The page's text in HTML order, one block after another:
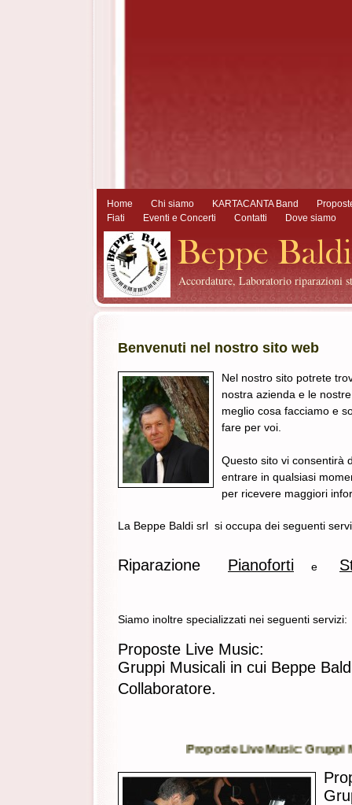
Home Chi siamo KARTACANTA Band
Fiati
Eventi e Concerti Contatti Dove siamo
Accordature, Laboratorio riparazioni
Benvenuti nel nostro sito web
Nel nostro sito potrete
nostra azienda e le
meglio cosa facciamo e
fare per voi.
Questo sito vi consentirà
entrare in qualsiasi
per ricevere maggiori
La Beppe Baldi srl si occupa dei seguenti
Riparazione Pianoforti e
Siamo inoltre specializzati nei seguenti servizi:
Proposte Live Music:
Gruppi Musicali in cui Beppe
Collaboratore.
Proposte Live Music: Gruppi